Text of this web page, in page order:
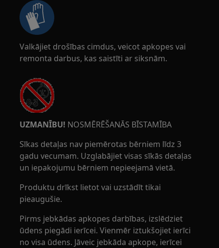
Valkājiet drošības cimdus, veicot apkopes vai
remonta darbus, kas saistīti ar siksnām.
UZMANĪBU! NOSMĒRĒŠANĀS BĪSTAMĪBA
Sīkas detaļas nav piemērotas bērniem līdz 3
gadu vecumam. Uzglabājiet visas sīkās detaļas
un iepakojumu bērniem nepieejamā vietā.
Produktu drīkst lietot vai uzstādīt tikai
pieaugušie.
Pirms jebkādas apkopes darbības, izslēdziet
ūdens piegādi ierīcei. Vienmēr iztukšojiet ierīci
no visa ūdens. Jāveic jebkāda apkope, ierīcei